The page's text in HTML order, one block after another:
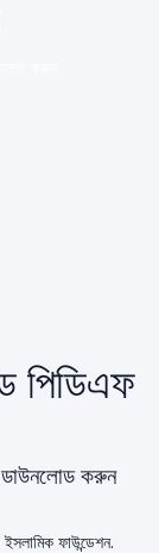
পিডিএফ
ডাউনলোড করুন
ফাউন্ডেশন.